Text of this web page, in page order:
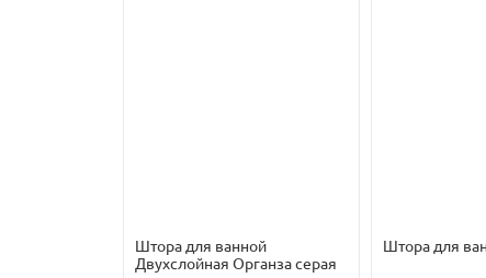
Штора для ванной
Двухслойная Органза серая
Штора для